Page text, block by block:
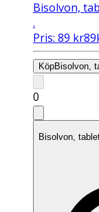
Bisolvon,
.
Pris: 89 kr89
KöpBisolvon,
0
Bisolvon,